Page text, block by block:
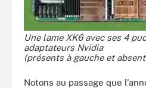
Une lame XK6 avec ses 4
adaptateurs Nvidia
(présents à gauche et
Notons au passage que